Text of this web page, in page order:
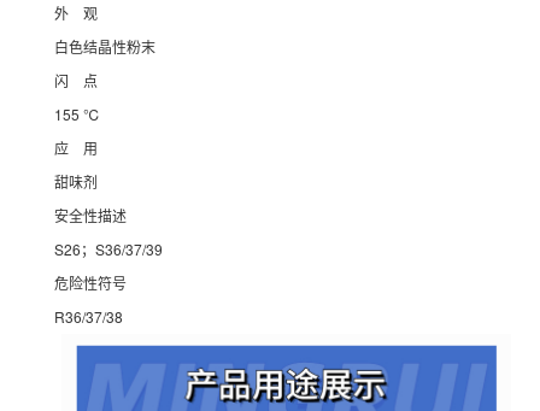
外 观
白色结晶性粉末
闪 点
155 ℃
应 用
甜味剂
安全性描述
S26；S36/37/39
危险性符号
R36/37/38